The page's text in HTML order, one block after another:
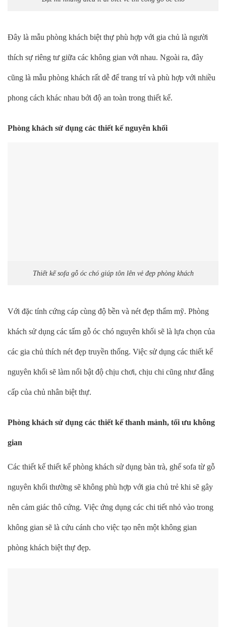
Đây là mẫu phòng khách biệt thự phù hợp với gia chủ là người
thích sự riêng tư giữa các không gian với nhau. Ngoài ra, đây
cũng là mẫu phòng khách rất dễ để trang trí và phù hợp với nhiều
phong cách khác nhau bởi độ an toàn trong thiết kế.
Phòng khách sử dụng các thiết kế nguyên khối
Thiết kế sofa gỗ óc chó giúp tôn lên vẻ đẹp phòng khách
Với đặc tính cứng cáp cùng độ bền và nét đẹp thẩm mỹ. Phòng
khách sử dụng các tấm gỗ óc chó nguyên khối sẽ là lựa chọn của
các gia chủ thích nét đẹp truyền thống. Việc sử dụng các thiết kế
nguyên khối sẽ làm nổi bật độ chịu chơi, chịu chi cũng như đẳng
cấp của chủ nhân biệt thự.
Phòng khách sử dụng các thiết kế thanh mảnh, tối ưu không
gian
Các thiết kế thiết kế phòng khách sử dụng bàn trà, ghế sofa từ gỗ
nguyên khối thường sẽ không phù hợp với gia chủ trẻ khi sẽ gây
nên cảm giác thô cứng. Việc ứng dụng các chi tiết nhỏ vào trong
không gian sẽ là cứu cánh cho việc tạo nên một không gian
phòng khách biệt thự đẹp.